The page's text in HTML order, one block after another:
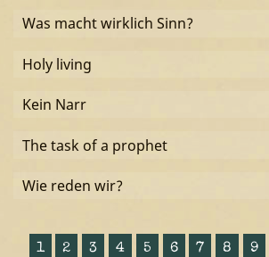
Was macht wirklich Sinn?
Holy living
Kein Narr
The task of a prophet
Wie reden wir?
1 2 3 4 5 6 7 8 9